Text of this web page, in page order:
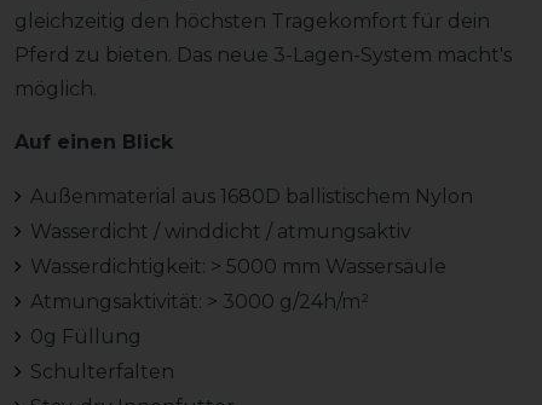
gleichzeitig den höchsten Tragekomfort für dein
Pferd zu bieten. Das neue 3-Lagen-System macht's
möglich.
Auf einen Blick
Außenmaterial aus 1680D ballistischem Nylon
Wasserdicht / winddicht / atmungsaktiv
Wasserdichtigkeit: > 5000 mm Wassersäule
Atmungsaktivität: > 3000 g/24h/m²
0g Füllung
Schulterfalten